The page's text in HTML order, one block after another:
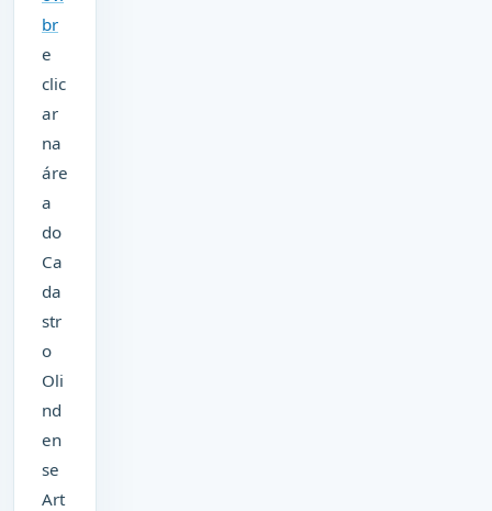
br
e
clic
ar
na
áre
a
do
Ca
da
str
o
Oli
nd
en
se
Art